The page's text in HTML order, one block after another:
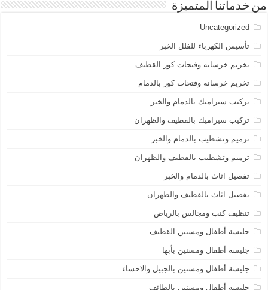
من خدماتنا المتميزة
Uncategorized
تأسيس الكهرباء للفلل الخبر
تخريم خرسانه وفتحات كور القطيف
تخريم خرسانه وفتحات كور بالدمام
تركيب سيراميك بالدمام والخبر
تركيب سيراميك بالقطيف والظهران
ترميم وتشطيب بالدمام والخبر
ترميم وتشطيب بالقطيف والظهران
تفصيل اثاث بالدمام والخبر
تفصيل اثاث بالقطيف والظهران
تنظيف كنب ومجالس بالرياض
جليسة أطفال ومسنين القطيف
جليسة أطفال ومسنين بأبها
جليسة أطفال ومسنين بالجبيل والاحساء
جليسة أطفال ومسنين بالطائف